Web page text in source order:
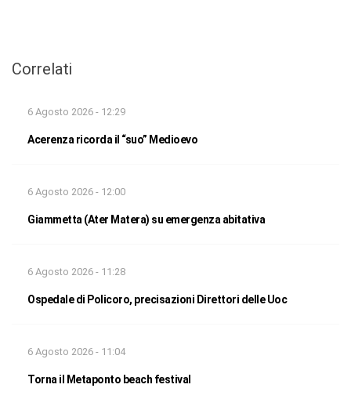
Correlati
6 Agosto 2026 - 12:29
Acerenza ricorda il “suo” Medioevo
6 Agosto 2026 - 12:00
Giammetta (Ater Matera) su emergenza abitativa
6 Agosto 2026 - 11:28
Ospedale di Policoro, precisazioni Direttori delle Uoc
6 Agosto 2026 - 11:04
Torna il Metaponto beach festival